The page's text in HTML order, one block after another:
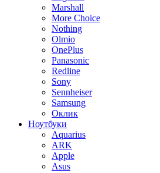
Marshall
More Choice
Nothing
Olmio
OnePlus
Panasonic
Redline
Sony
Sennheiser
Samsung
Оклик
Ноутбуки
Aquarius
ARK
Apple
Asus